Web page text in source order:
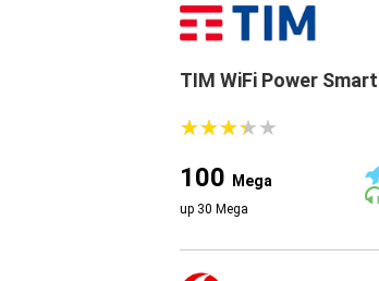
TIM WiFi Power Smart
★★★★★
★★★★★
100 Mega
up 30 Mega